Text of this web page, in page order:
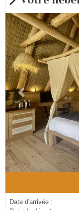
Previous
Date d'arrivée :